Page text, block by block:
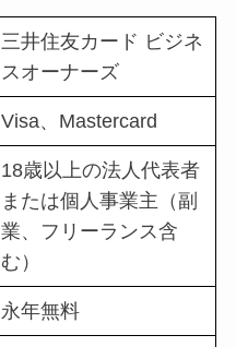
三井住友カード ビジネ
スオーナーズ
Visa、Mastercard
18歳以上の法人代表者
または個人事業主（副
業、フリーランス含
む）
永年無料